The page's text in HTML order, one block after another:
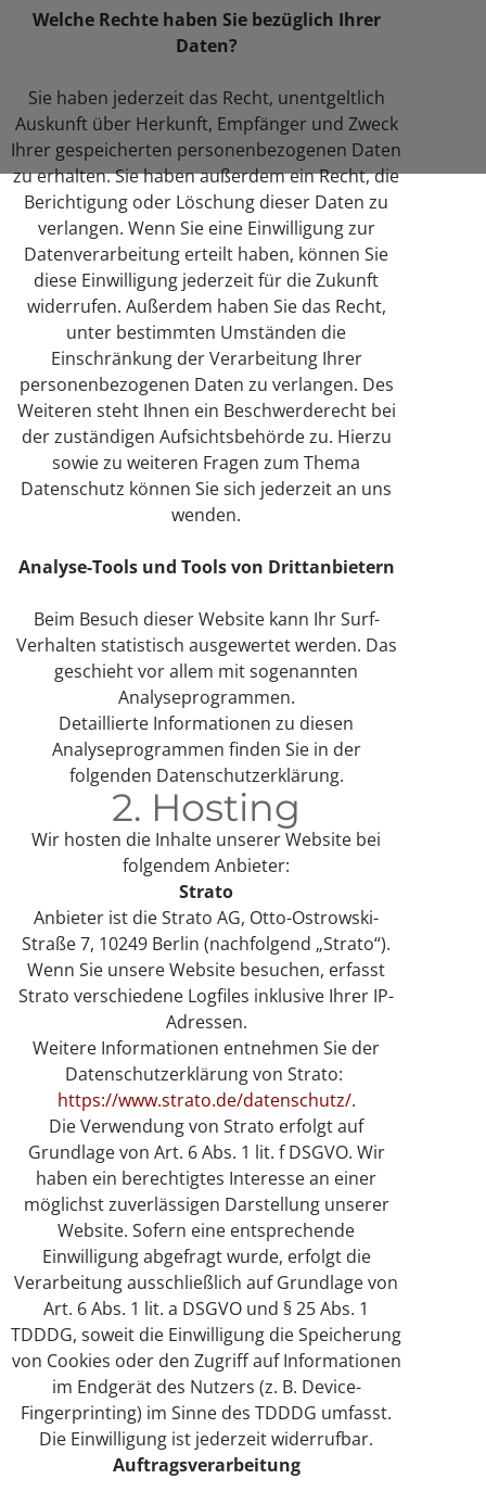
Welche Rechte haben Sie bezüglich Ihrer
Daten?
Sie haben jederzeit das Recht, unentgeltlich
Auskunft über Herkunft, Empfänger und Zweck
Ihrer gespeicherten personenbezogenen Daten
zu erhalten. Sie haben außerdem ein Recht, die
Berichtigung oder Löschung dieser Daten zu
verlangen. Wenn Sie eine Einwilligung zur
Datenverarbeitung erteilt haben, können Sie
diese Einwilligung jederzeit für die Zukunft
widerrufen. Außerdem haben Sie das Recht,
unter bestimmten Umständen die
Einschränkung der Verarbeitung Ihrer
personenbezogenen Daten zu verlangen. Des
Weiteren steht Ihnen ein Beschwerderecht bei
der zuständigen Aufsichtsbehörde zu. Hierzu
sowie zu weiteren Fragen zum Thema
Datenschutz können Sie sich jederzeit an uns
wenden.
Analyse-Tools und Tools von Dritt­anbietern
Beim Besuch dieser Website kann Ihr Surf-
Verhalten statistisch ausgewertet werden. Das
geschieht vor allem mit sogenannten
Analyseprogrammen.
Detaillierte Informationen zu diesen
Analyseprogrammen finden Sie in der
folgenden Datenschutzerklärung.
2. Hosting
Wir hosten die Inhalte unserer Website bei
folgendem Anbieter:
Strato
Anbieter ist die Strato AG, Otto-Ostrowski-
Straße 7, 10249 Berlin (nachfolgend „Strato“).
Wenn Sie unsere Website besuchen, erfasst
Strato verschiedene Logfiles inklusive Ihrer IP-
Adressen.
Weitere Informationen entnehmen Sie der
Datenschutzerklärung von Strato:
https://www.strato.de/datenschutz/.
Die Verwendung von Strato erfolgt auf
Grundlage von Art. 6 Abs. 1 lit. f DSGVO. Wir
haben ein berechtigtes Interesse an einer
möglichst zuverlässigen Darstellung unserer
Website. Sofern eine entsprechende
Einwilligung abgefragt wurde, erfolgt die
Verarbeitung ausschließlich auf Grundlage von
Art. 6 Abs. 1 lit. a DSGVO und § 25 Abs. 1
TDDDG, soweit die Einwilligung die Speicherung
von Cookies oder den Zugriff auf Informationen
im Endgerät des Nutzers (z. B. Device-
Fingerprinting) im Sinne des TDDDG umfasst.
Die Einwilligung ist jederzeit widerrufbar.
Auftragsverarbeitung